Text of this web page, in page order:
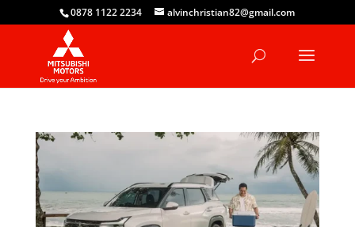
0878 1122 2234 alvinchristian82@gmail.com